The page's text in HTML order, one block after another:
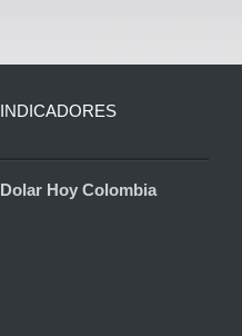
INDICADORES
Dolar Hoy Colombia